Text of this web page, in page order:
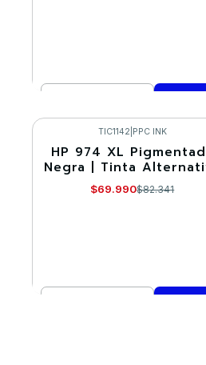
Comprar ahora
-15%
TIC1142 PPC INK
HP 974 XL
Negra | Tinta
$69.990$82.341